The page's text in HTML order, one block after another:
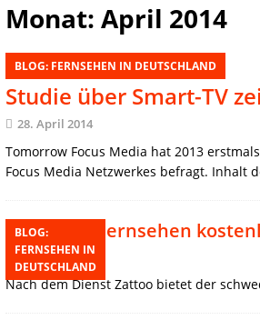
Monat: April 2014
BLOG: FERNSEHEN IN DEUTSCHLAND
Studie über Smart-TV
28. April 2014
Tomorrow Focus Media hat 2013
Focus Media Netzwerkes befragt. Inhalt
BLOG:
FERNSEHEN IN
DEUTSCHLAND
Fernsehen
25. April 2014
Nach dem Dienst Zattoo bietet der